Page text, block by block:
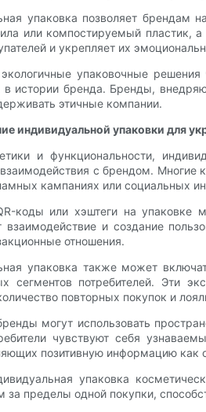
упаковка позволяет брендам
или компостируемый пластик,
и укрепляет их
упаковочные
в истории бренда. Бренды,
этичные компании.
индивидуальной упаковки для
и функциональности,
взаимодействия с брендом. Многие
кампаниях или социальных
коды или хэштеги на упаковке
взаимодействие и создание
отношения.
упаковка также может
сегментов потребителей. Эти
повторных покупок и
могут использовать
чувствуют себя
позитивную информацию как
упаковка
за пределы одной покупки,